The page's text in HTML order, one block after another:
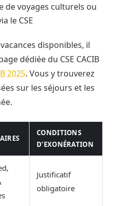
de voyages culturels ou
le CSE
disponibles, il
dédiée du CSE CACIB
2025. Vous y trouverez
sur les séjours et les
CONDITIONS
D’EXONÉRATION
Justificatif
obligatoire